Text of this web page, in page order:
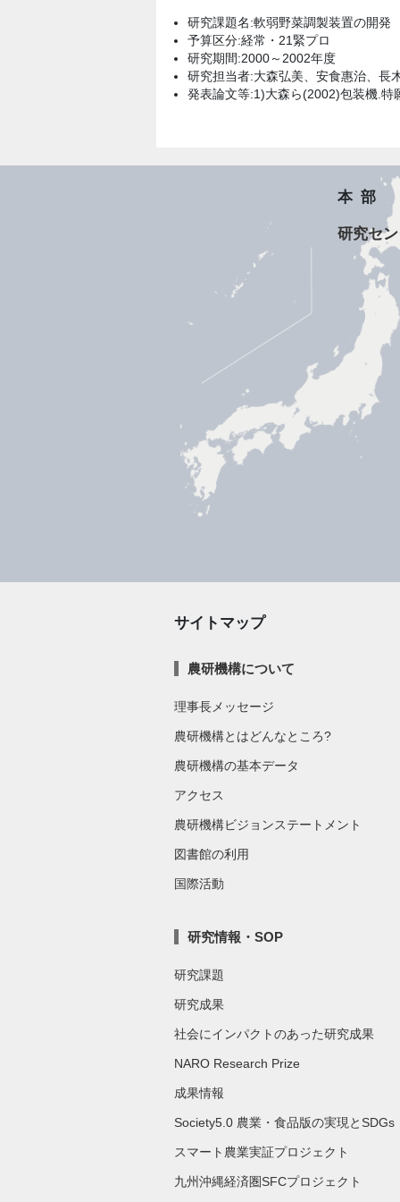
研究課題名:軟弱野菜調製装置の開発
予算区分:経常・21緊プロ
研究期間:2000～2002年度
研究担当者:大森弘美、安食惠治、長
発表論文等:1)大森ら(2002)包装機.特
本部
研究セ
サイトマップ
農研機構について
理事長メッセージ
農研機構とはどんなところ?
農研機構の基本データ
アクセス
農研機構ビジョンステートメント
図書館の利用
国際活動
研究情報・SOP
研究課題
研究成果
社会にインパクトのあった研究成果
NARO Research Prize
成果情報
Society5.0 農業・食品版の実現とSDGs
スマート農業実証プロジェクト
九州沖縄経済圏SFCプロジェクト